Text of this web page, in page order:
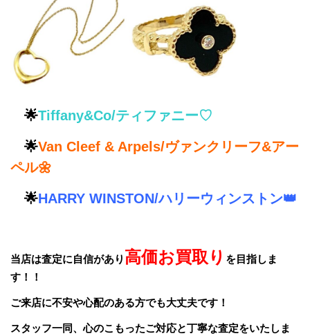
🌟Tiffany&Co/ティファニー♡
🌟Van Cleef & Arpels/ヴァンクリーフ&アー
ペル🌼
🌟HARRY WINSTON/ハリーウィンストン👑
当店は査定に自信があり 高価お買取り を目指しま
す！！
ご来店に不安や心配のある方でも大丈夫です！
スタッフ一同、心のこもったご対応と丁寧な査定をいたしま